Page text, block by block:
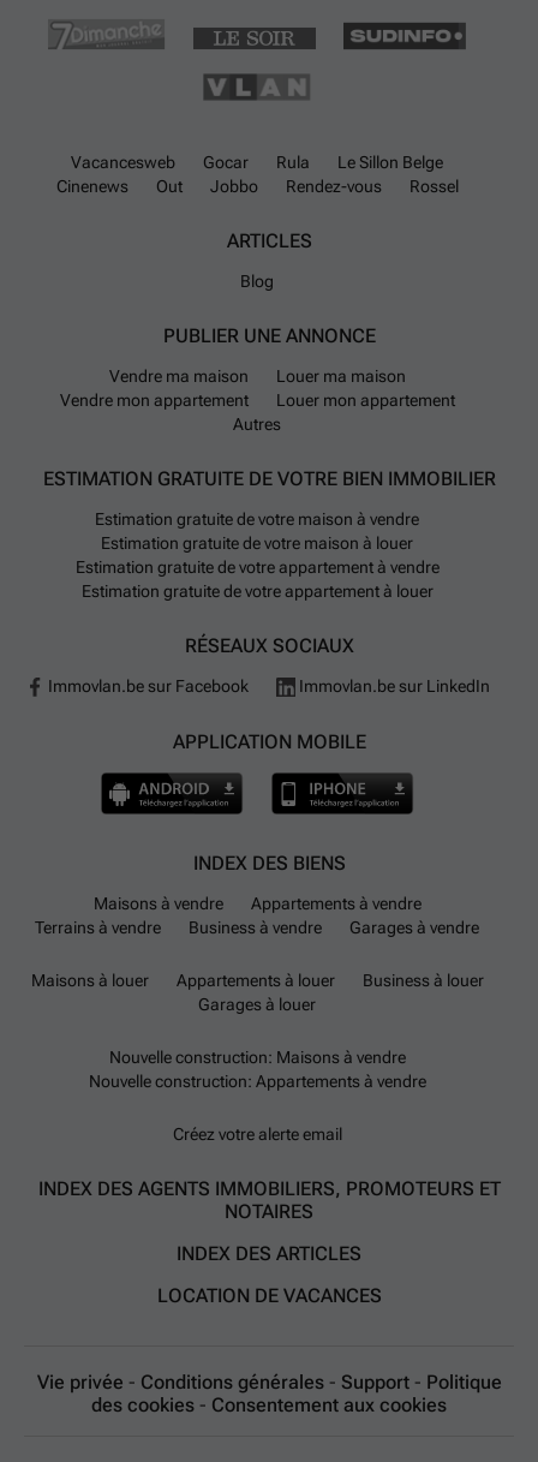
Vacancesweb Gocar Rula
Le Sillon Belge
Cinenews
Out Jobbo Rendez-vous Rossel
ARTICLES
Blog
PUBLIER UNE ANNONCE
Vendre ma maison
Louer ma maison
Vendre mon appartement
Louer mon appartement
Autres
ESTIMATION GRATUITE DE VOTRE BIEN IMMOBILIER
Estimation gratuite de votre maison à vendre
Estimation gratuite de votre maison à louer
Estimation gratuite de votre appartement à vendre
Estimation gratuite de votre appartement à louer
RÉSEAUX SOCIAUX
Immovlan.be sur Facebook Immovlan.be sur LinkedIn
APPLICATION MOBILE
INDEX DES BIENS
Maisons à vendre
Appartements à vendre
Terrains à vendre
Business à vendre Garages à vendre
Maisons à louer Appartements à louer
Business à louer
Garages à louer
Nouvelle construction: Maisons à vendre
Nouvelle construction: Appartements à vendre
Créez votre alerte email
INDEX DES AGENTS IMMOBILIERS, PROMOTEURS ET
NOTAIRES
INDEX DES ARTICLES
LOCATION DE VACANCES
Vie privée - Conditions générales - Support - Politique
des cookies - Consentement aux cookies